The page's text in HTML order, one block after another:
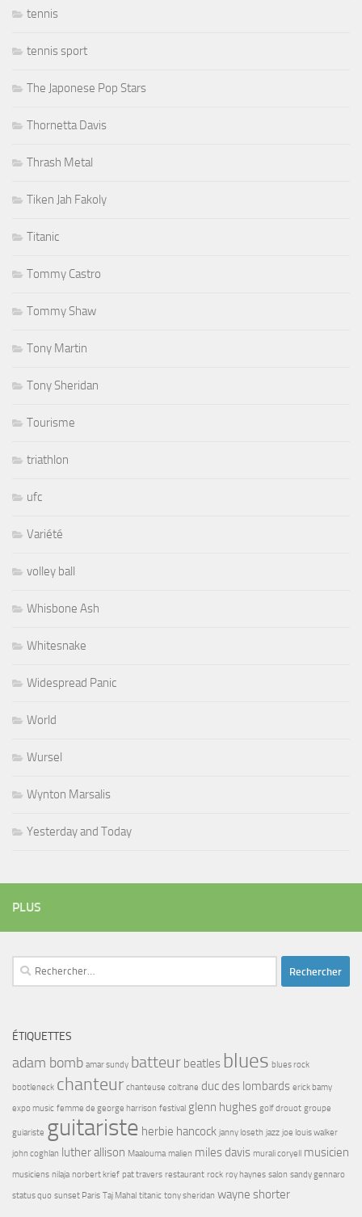
tennis
tennis sport
The Japonese Pop Stars
Thornetta Davis
Thrash Metal
Tiken Jah Fakoly
Titanic
Tommy Castro
Tommy Shaw
Tony Martin
Tony Sheridan
Tourisme
triathlon
ufc
Variété
volley ball
Whisbone Ash
Whitesnake
Widespread Panic
World
Wursel
Wynton Marsalis
Yesterday and Today
PLUS
Rechercher :
ÉTIQUETTES
adam bomb amar sundy batteur beatles blues blues rock
bootleneck chanteur chanteuse coltrane duc des lombards erick bamy
expo music femme de george harrison festival glenn hughes golf drouot groupe
guiariste guitariste herbie hancock janny loseth jazz joe louis walker
john coghlan luther allison Maalouma malien miles davis murali coryell musicien
musiciens nilaja norbert krief pat travers restaurant rock roy haynes salon sandy gennaro
status quo sunset Paris Taj Mahal titanic tony sheridan wayne shorter